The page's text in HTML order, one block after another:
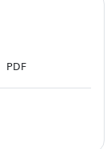
File
PDF